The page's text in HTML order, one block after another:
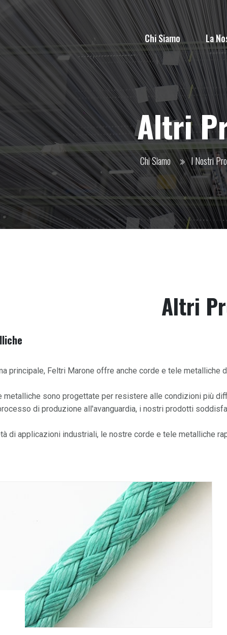
Chi Siamo La
Altri
Chi Siamo I Nostri
Altri
principale, Feltri Marone offre anche corde e tele metalliche
metalliche sono progettate per resistere alle condizioni più
di produzione all'avanguardia, i nostri prodotti
di applicazioni industriali, le nostre corde e tele metalliche